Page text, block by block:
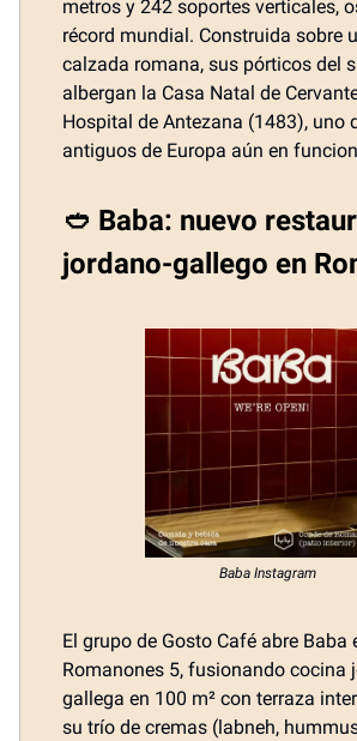
metros y 242 soportes verticales,
récord mundial. Construida sobre
calzada romana, sus pórticos del
albergan la Casa Natal de
Hospital de Antezana (1483), uno
antiguos de Europa aún en
🥙 Baba: nuevo
jordano-gallego en
Baba Instagram
El grupo de Gosto Café abre Baba
Romanones 5, fusionando cocina
gallega en 100 m² con terraza
su trío de cremas (labneh,